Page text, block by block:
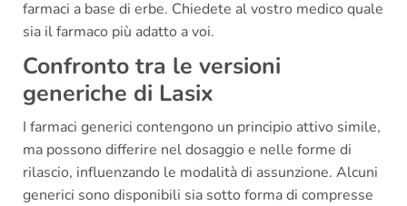
farmaci a base di erbe. Chiedete al vostro medico quale
sia il farmaco più adatto a voi.
Confronto tra le versioni
generiche di Lasix
I farmaci generici contengono un principio attivo simile,
ma possono differire nel dosaggio e nelle forme di
rilascio, influenzando le modalità di assunzione. Alcuni
generici sono disponibili sia sotto forma di compresse